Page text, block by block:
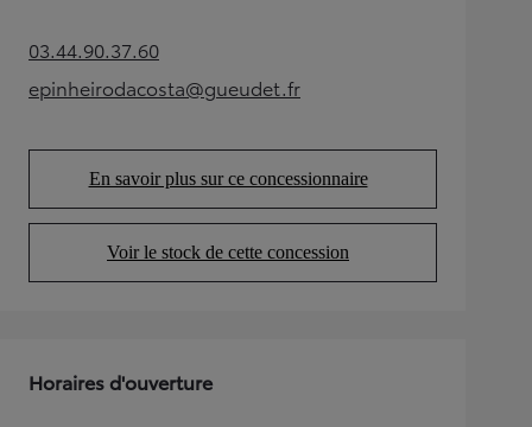
03.44.90.37.60(Opens in new tab)
epinheirodacosta@gueudet.fr
(Opens in new tab)
En savoir plus sur ce concessionnaire
(Opens in new tab)
Voir le stock de cette concession
(Opens in new tab)
Horaires d'ouverture